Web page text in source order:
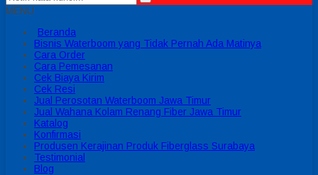
MENU
Beranda
Bisnis Waterboom yang Tidak Pernah Ada Matinya
Cara Order
Cara Pemesanan
Cek Biaya Kirim
Cek Resi
Jual Perosotan Waterboom Jawa Timur
Jual Wahana Kolam Renang Fiber Jawa Timur
Katalog
Konfirmasi
Produsen Kerajinan Produk Fiberglass Surabaya
Testimonial
Blog